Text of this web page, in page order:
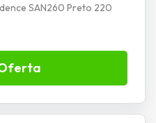
SAN260 Preto 220